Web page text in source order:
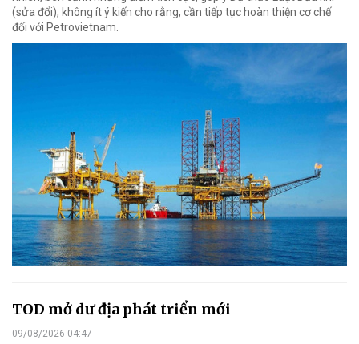
(sửa đổi), không ít ý kiến cho rằng, cần tiếp tục hoàn thiện cơ chế
đối với Petrovietnam.
TOD mở dư địa phát triển mới
09/08/2026 04:47